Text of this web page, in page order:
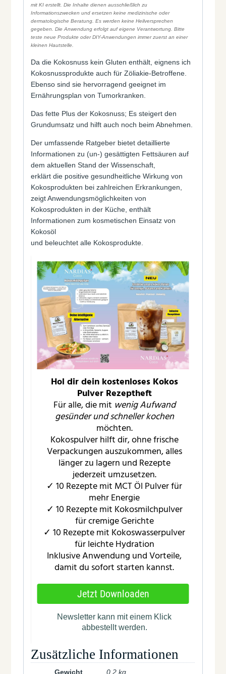
mit KI erstellt. Die Inhalte dienen ausschließlich zu
Informationszwecken und ersetzen keine medizinische oder
dermatologische Beratung. Es werden keine Heilversprechen
gegeben. Die Anwendung erfolgt auf eigene Verantwortung. Bitte
teste neue Produkte oder DIY-Anwendungen immer zuerst an einer
kleinen Hautstelle.
Da die Kokosnuss kein Gluten enthält, eignens ich
Kokosnussprodukte auch für Zöliakie-Betroffene.
Ebenso sind sie hervorragend geeignet im
Ernährungsplan von Tumorkranken.
Das fette Plus der Kokosnuss; Es steigert den
Grundumsatz und hilft auch noch beim Abnehmen.
Der umfassende Ratgeber bietet detaillierte
Informationen zu (un-) gesättigten Fettsäuren auf
dem aktuellen Stand der Wissenschaft,
erklärt die positive gesundheitliche Wirkung von
Kokosprodukten bei zahlreichen Erkrankungen,
zeigt Anwendungsmöglichkeiten von
Kokosprodukten in der Küche, enthält
Informationen zum kosmetischen Einsatz von
Kokosöl
und beleuchtet alle Kokosprodukte.
Zusätzliche Informationen
Gewicht 0,2 kg